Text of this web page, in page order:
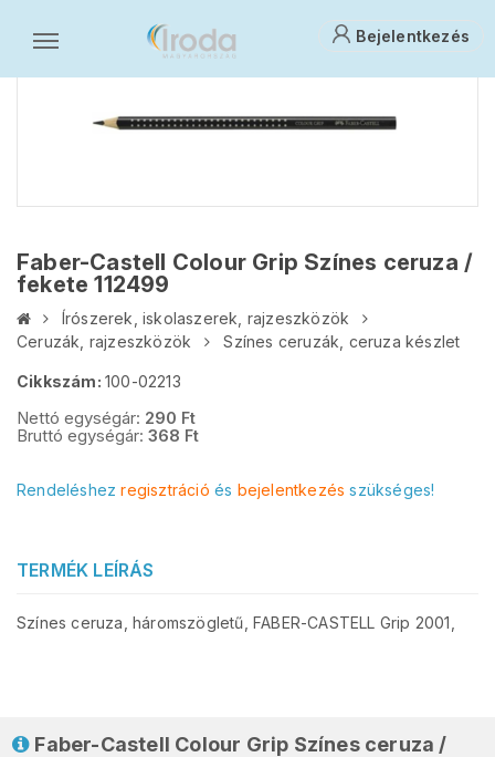
Bejelentkezés
Faber-Castell Colour Grip Színes ceruza /
fekete 112499
Írószerek, iskolaszerek, rajzeszközök
Ceruzák, rajzeszközök
Színes ceruzák, ceruza készlet
Cikkszám: 100-02213
Nettó egységár: 290 Ft
Bruttó egységár: 368 Ft
Rendeléshezregisztráció és bejelentkezés szükséges!
TERMÉK LEÍRÁS
Színes ceruza, háromszögletű, FABER-CASTELL Grip 2001,
Faber-Castell Colour Grip Színes ceruza /